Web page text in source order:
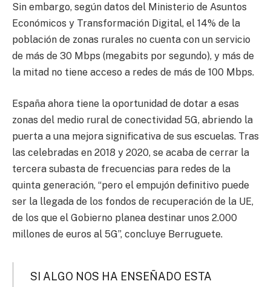
Sin embargo, según datos del Ministerio de Asuntos
Económicos y Transformación Digital, el 14% de la
población de zonas rurales no cuenta con un servicio
de más de 30 Mbps (megabits por segundo), y más de
la mitad no tiene acceso a redes de más de 100 Mbps.
España ahora tiene la oportunidad de dotar a esas
zonas del medio rural de conectividad 5G, abriendo la
puerta a una mejora significativa de sus escuelas. Tras
las celebradas en 2018 y 2020, se acaba de cerrar la
tercera subasta de frecuencias para redes de la
quinta generación, “pero el empujón definitivo puede
ser la llegada de los fondos de recuperación de la UE,
de los que el Gobierno planea destinar unos 2.000
millones de euros al 5G”, concluye Berruguete.
SI ALGO NOS HA ENSEÑADO ESTA